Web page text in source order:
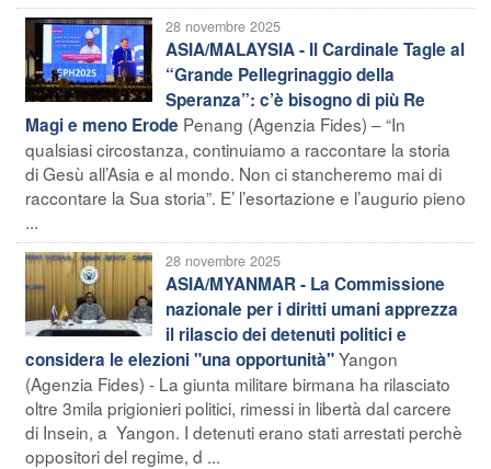
28 novembre 2025
ASIA/MALAYSIA - Il Cardinale Tagle al
“Grande Pellegrinaggio della
Speranza”: c’è bisogno di più Re
Magi e meno Erode Penang (Agenzia Fides) – “In
qualsiasi circostanza, continuiamo a raccontare la storia
di Gesù all’Asia e al mondo. Non ci stancheremo mai di
raccontare la Sua storia”. E’ l’esortazione e l’augurio pieno
...
28 novembre 2025
ASIA/MYANMAR - La Commissione
nazionale per i diritti umani apprezza
il rilascio dei detenuti politici e
considera le elezioni "una opportunità"Yangon
(Agenzia Fides) - La giunta militare birmana ha rilasciato
oltre 3mila prigionieri politici, rimessi in libertà dal carcere
di Insein, a Yangon. I detenuti erano stati arrestati perchè
oppositori del regime, d ...